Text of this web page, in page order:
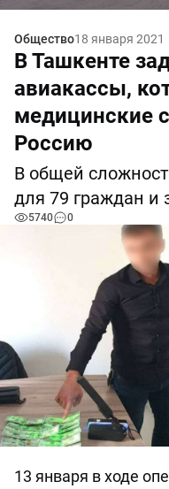
Общество18 января 2021
В Ташкенте
авиакассы,
медицинские
Россию
В общей
для 79 граждан и
5740 0
13 января в ходе